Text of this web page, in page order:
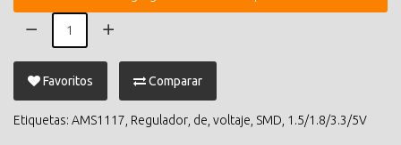
Favoritos Comparar
Etiquetas: AMS1117 Regulador de voltaje SMD 1.5/1.8/3.3/5V